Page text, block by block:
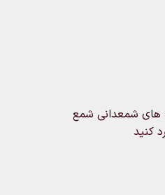
که به اندازه شاخه های شمعدانی شمع
کنید